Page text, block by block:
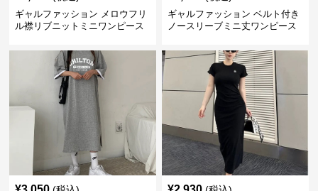
ギャルファッション メロウフリ
ル襟リブニットミニワンピース
ギャルファッション ベルト付き
ノースリーブミニ丈ワンピース